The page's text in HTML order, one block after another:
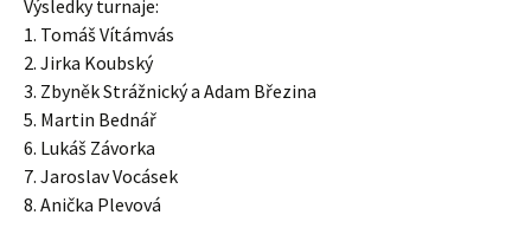
Výsledky turnaje:
1. Tomáš Vítámvás
2. Jirka Koubský
3. Zbyněk Strážnický a Adam Březina
5. Martin Bednář
6. Lukáš Závorka
7. Jaroslav Vocásek
8. Anička Plevová